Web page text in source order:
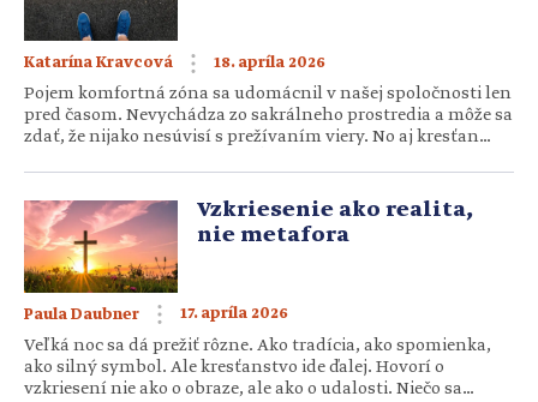
Katarína Kravcová 18. apríla 2026
Pojem komfortná zóna sa udomácnil v našej spoločnosti len
pred časom. Nevychádza zo sakrálneho prostredia a môže sa
zdať, že nijako nesúvisí s prežívaním viery. No aj kresťan
duchovného pohodlia. Ako ho rozpoznať a ako nájsť odvahu
vystúpiť z komfortnej zóny v živote kresťana? Komfortná
zóna je psychologický stav, v ktorom sa človek cíti bezpečne,
má […]
Vzkriesenie ako realita,
nie metafora
Paula Daubner 17. apríla 2026
Veľká noc sa dá prežiť rôzne. Ako tradícia, ako spomienka,
ako silný symbol. Ale kresťanstvo ide ďalej. Hovorí o
vzkriesení nie ako o obraze, ale ako o udalosti. Niečo sa